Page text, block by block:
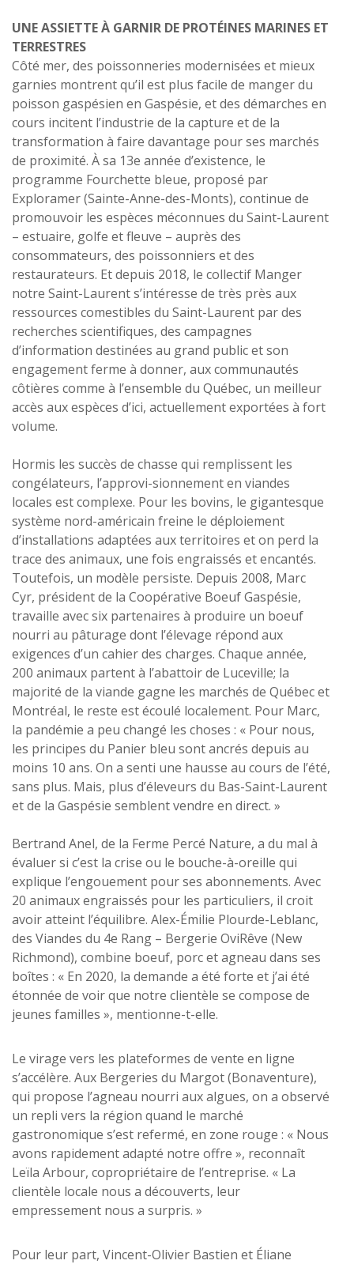
UNE ASSIETTE À GARNIR DE PROTÉINES MARINES ET
TERRESTRES
Côté mer, des poissonneries modernisées et mieux
garnies montrent qu’il est plus facile de manger du
poisson gaspésien en Gaspésie, et des démarches en
cours incitent l’industrie de la capture et de la
transformation à faire davantage pour ses marchés
de proximité. À sa 13e année d’existence, le
programme Fourchette bleue, proposé par
Exploramer (Sainte-Anne-des-Monts), continue de
promouvoir les espèces méconnues du Saint-Laurent
– estuaire, golfe et fleuve – auprès des
consommateurs, des poissonniers et des
restaurateurs. Et depuis 2018, le collectif Manger
notre Saint-Laurent s’intéresse de très près aux
ressources comestibles du Saint-Laurent par des
recherches scientifiques, des campagnes
d’information destinées au grand public et son
engagement ferme à donner, aux communautés
côtières comme à l’ensemble du Québec, un meilleur
accès aux espèces d’ici, actuellement exportées à fort
volume.
Hormis les succès de chasse qui remplissent les
congélateurs, l’approvi-sionnement en viandes
locales est complexe. Pour les bovins, le gigantesque
système nord-américain freine le déploiement
d’installations adaptées aux territoires et on perd la
trace des animaux, une fois engraissés et encantés.
Toutefois, un modèle persiste. Depuis 2008, Marc
Cyr, président de la Coopérative Boeuf Gaspésie,
travaille avec six partenaires à produire un boeuf
nourri au pâturage dont l’élevage répond aux
exigences d’un cahier des charges. Chaque année,
200 animaux partent à l’abattoir de Luceville; la
majorité de la viande gagne les marchés de Québec et
Montréal, le reste est écoulé localement. Pour Marc,
la pandémie a peu changé les choses : « Pour nous,
les principes du Panier bleu sont ancrés depuis au
moins 10 ans. On a senti une hausse au cours de l’été,
sans plus. Mais, plus d’éleveurs du Bas-Saint-Laurent
et de la Gaspésie semblent vendre en direct. »
Bertrand Anel, de la Ferme Percé Nature, a du mal à
évaluer si c’est la crise ou le bouche-à-oreille qui
explique l’engouement pour ses abonnements. Avec
20 animaux engraissés pour les particuliers, il croit
avoir atteint l’équilibre. Alex-Émilie Plourde-Leblanc,
des Viandes du 4e Rang – Bergerie OviRêve (New
Richmond), combine boeuf, porc et agneau dans ses
boîtes : « En 2020, la demande a été forte et j’ai été
étonnée de voir que notre clientèle se compose de
jeunes familles », mentionne-t-elle.
Le virage vers les plateformes de vente en ligne
s’accélère. Aux Bergeries du Margot (Bonaventure),
qui propose l’agneau nourri aux algues, on a observé
un repli vers la région quand le marché
gastronomique s’est refermé, en zone rouge : « Nous
avons rapidement adapté notre offre », reconnaît
Leïla Arbour, copropriétaire de l’entreprise. « La
clientèle locale nous a découverts, leur
empressement nous a surpris. »
Pour leur part, Vincent-Olivier Bastien et Éliane